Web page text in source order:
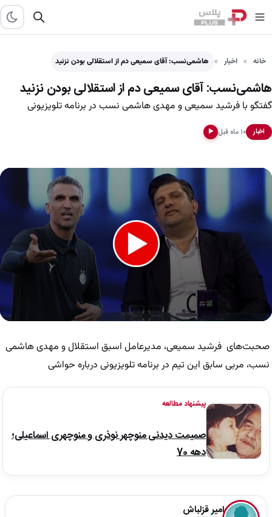
خانه اخبار هاشمی‌نسب: آقای سمیعی دم از استقلالی بودن نزنید
هاشمی‌نسب: آقای سمیعی دم از استقلالی بودن نزنید
گفتگو با فرشید سمیعی و مهدی هاشمی نسب در برنامه تلویزیونی
اخبار ۱۰ ماه قبل ▶
of
seconds
صحبت‌های فرشید سمیعی، مدیرعامل اسبق استقلال و مهدی هاشمی
نسب، مربی سابق این تیم در برنامه تلویزیونی درباره حواشی
پیشنهاد مطالعه
صمیمت دیدنی منوچهر نوذری و منوچهری اسماعیلی؛
دهه 70
امیر قزلباش